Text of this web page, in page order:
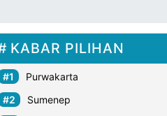
KABAR PILIHAN
Purwakarta
Sumenep